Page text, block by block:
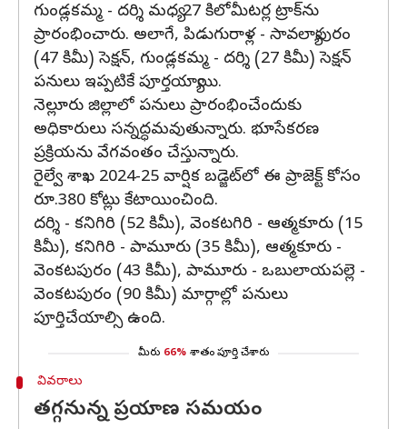
గుండ్లకమ్మ - దర్శి మధ్య 27 కిలోమీటర్ల ట్రాక్‌ను
ప్రారంభించారు. అలాగే, పిడుగురాళ్ల - సావల్యాపురం
(47 కిమీ) సెక్షన్, గుండ్లకమ్మ - దర్శి (27 కిమీ) సెక్షన్
పనులు ఇప్పటికే పూర్తయ్యాయి.
నెల్లూరు జిల్లాలో పనులు ప్రారంభించేందుకు
అధికారులు సన్నద్ధమవుతున్నారు. భూసేకరణ
ప్రక్రియను వేగవంతం చేస్తున్నారు.
రైల్వే శాఖ 2024-25 వార్షిక బడ్జెట్‌లో ఈ ప్రాజెక్ట్ కోసం
రూ.380 కోట్లు కేటాయించింది.
దర్శి - కనిగిరి (52 కిమీ), వెంకటగిరి - ఆత్మకూరు (15
కిమీ), కనిగిరి - పామూరు (35 కిమీ), ఆత్మకూరు -
వెంకటపురం (43 కిమీ), పామూరు - ఒబులాయపల్లె -
వెంకటపురం (90 కిమీ) మార్గాల్లో పనులు
పూర్తిచేయాల్సి ఉంది.
మీరు 66% శాతం పూర్తి చేశారు
వివరాలు
తగ్గనున్న ప్రయాణ సమయం